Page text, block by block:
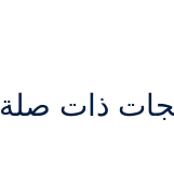
ذات صلة